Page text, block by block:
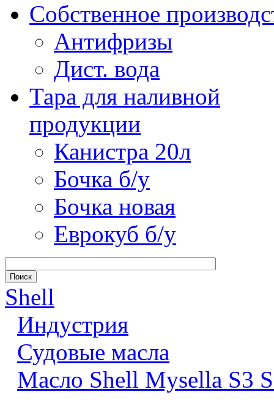
Собственное
Антифризы
Дист. вода
Тара для наливной
продукции
Канистра 20л
Бочка б/у
Бочка новая
Еврокуб б/у
Shell
Индустрия
Судовые масла
Масло Shell Mysella S3